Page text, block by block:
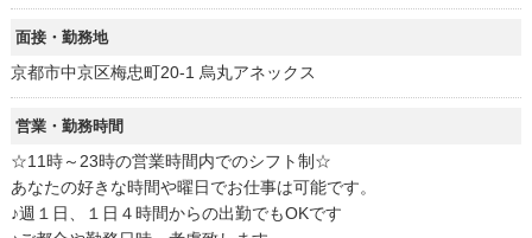
面接・勤務地
京都市中京区梅忠町20-1 烏丸アネックス
営業・勤務時間
☆11時～23時の営業時間内でのシフト制☆
あなたの好きな時間や曜日でお仕事は可能です。
♪週１日、１日４時間からの出勤でもOKです